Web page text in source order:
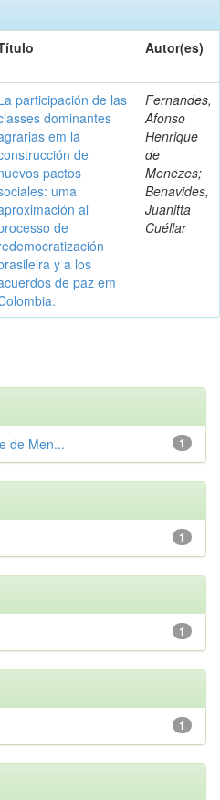
Autor(es)
participación de las
dominantes
em la
de
pactos
uma
al
de
y a los
de paz em
Fernandes,
Afonso
Henrique
de
Menezes;
Benavides,
Juanitta
Cuéllar
1
de Men...
1
1
1